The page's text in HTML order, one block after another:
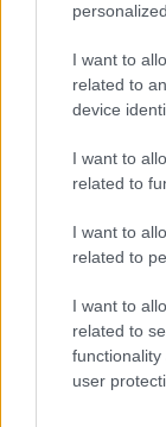
I want to
related to
device
I want to
related to
I want to
related to
I want to
related to
user